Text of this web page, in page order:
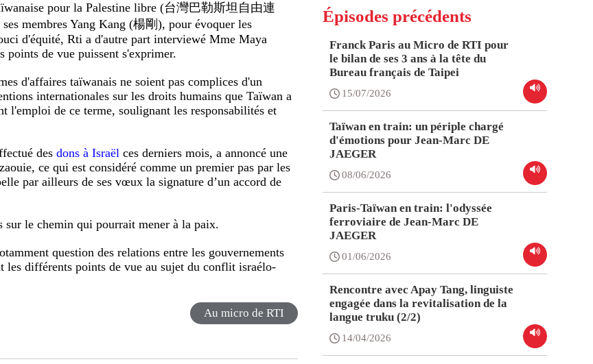
pour la Palestine libre (台灣巴勒斯坦自由連
membres Yang Kang (楊剛), pour évoquer les
d'équité, Rti a d'autre part interviewé Mme Maya
points de vue puissent s'exprimer.
d'affaires taïwanais ne soient pas complices d'un
internationales sur les droits humains que Taïwan a
l'emploi de ce terme, soulignant les responsabilités et
desdons à Israël ces derniers mois, a annoncé une
ce qui est considéré comme un premier pas par les
par ailleurs de ses vœux la signature d’un accord de
sur le chemin qui pourrait mener à la paix.
question des relations entre les gouvernements
les différents points de vue au sujet du conflit israélo-
Au micro de RTI
Épisodes précédents
Franck Paris au Micro de RTI pour
le bilan de ses 3 ans à la tête du
Bureau français de Taipei
15/07/2026
Taïwan en train: un périple chargé
d'émotions pour Jean-Marc DE
JAEGER
08/06/2026
Paris-Taïwan en train: l'odyssée
ferroviaire de Jean-Marc DE
JAEGER
01/06/2026
Rencontre avec Apay Tang, linguiste
engagée dans la revitalisation de la
langue truku (2/2)
14/04/2026